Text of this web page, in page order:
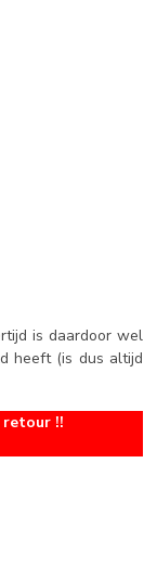
is daardoor wel
heeft (is dus altijd
retour !!